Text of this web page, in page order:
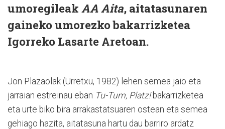
umoregileak AA Aita, aitatasunaren
gaineko umorezko bakarrizketea
Igorreko Lasarte Aretoan.
Jon Plazaolak (Urretxu, 1982) lehen semea jaio eta
jarraian estreinau eban Tu-Tum, Platz!bakarrizketea
eta urte biko bira arrakastatsuaren ostean eta semea
gehiago hazita, aitatasuna hartu dau barriro ardatz